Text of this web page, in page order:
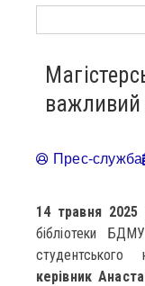
важливий
Прес-служба
14 травня
бібліотеки
керівник